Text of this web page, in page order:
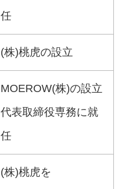
任
(株)桃虎の設立
MOEROW(株)の設立
代表取締役専務に就
任
(株)桃虎を